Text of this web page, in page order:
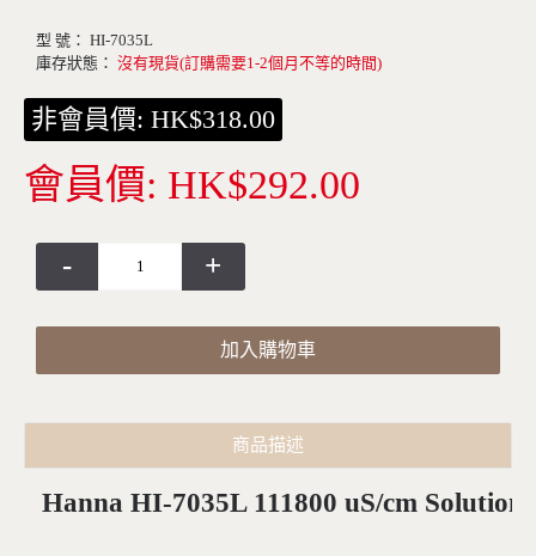
型 號： HI-7035L
庫存狀態： 沒有現貨(訂購需要1-2個月不等的時間)
非會員價: HK$318.00
會員價: HK$292.00
- +
加入購物車
商品描述
Hanna HI-7035L 111800 uS/cm